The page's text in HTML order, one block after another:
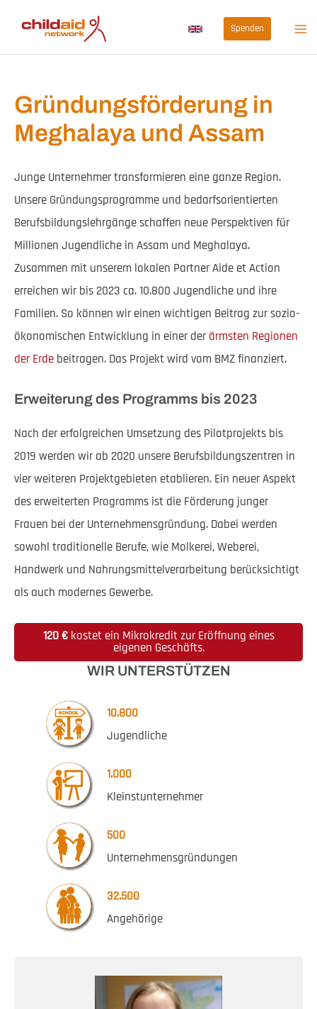
Inhalt
springen
Spenden
Gründungsförderung in
Meghalaya und Assam
Junge Unternehmer transformieren eine ganze Region.
Unsere Gründungsprogramme und bedarfsorientierten
Berufsbildungslehrgänge schaffen neue Perspektiven für
Millionen Jugendliche in Assam und Meghalaya.
Zusammen mit unserem lokalen Partner Aide et Action
erreichen wir bis 2023 ca. 10.800 Jugendliche und ihre
Familien. So können wir einen wichtigen Beitrag zur sozio-
ökonomischen Entwicklung in einer der ärmsten Regionen
der Erde beitragen. Das Projekt wird vom BMZ finanziert.
Erweiterung des Programms bis 2023
Nach der erfolgreichen Umsetzung des Pilotprojekts bis
2019 werden wir ab 2020 unsere Berufsbildungszentren in
vier weiteren Projektgebieten etablieren. Ein neuer Aspekt
des erweiterten Programms ist die Förderung junger
Frauen bei der Unternehmensgründung. Dabei werden
sowohl traditionelle Berufe, wie Molkerei, Weberei,
Handwerk und Nahrungsmittelverarbeitung berücksichtigt
als auch modernes Gewerbe.
120 €kostet ein Mikrokredit zur Eröffnung eines
eigenen Geschäfts.
WIR UNTERSTÜTZEN
10.800
Jugendliche
1.000
Kleinstunternehmer
500
Unternehmensgründungen
32.500
Angehörige